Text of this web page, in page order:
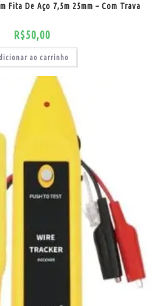
Fita De Aço 7,5m 25mm – Com Trava
R$50,00
ao carrinho